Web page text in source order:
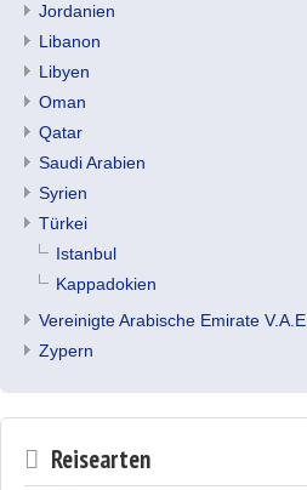
Jordanien
Libanon
Libyen
Oman
Qatar
Saudi Arabien
Syrien
Türkei
Istanbul
Kappadokien
Vereinigte Arabische Emirate V.A.E.
Zypern
Reisearten